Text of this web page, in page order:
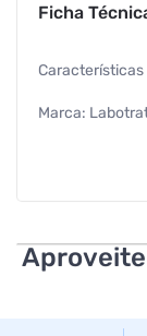
Ficha
Características
Marca:
Quantidade:
Rápida